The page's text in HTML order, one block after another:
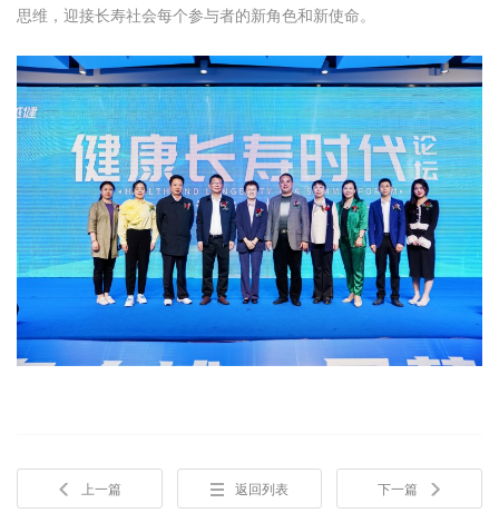
思维，迎接长寿社会每个参与者的新角色和新使命。
上一篇 返回列表 下一篇